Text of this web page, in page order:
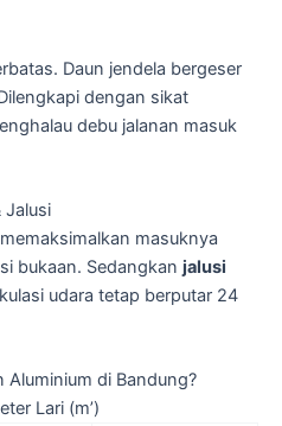
Daun jendela bergeser
dengan sikat
debu jalanan masuk
Jalusi
masuknya
bukaan. Sedangkan jalusi
udara tetap berputar 24
Aluminium di Bandung?
Lari (m’)